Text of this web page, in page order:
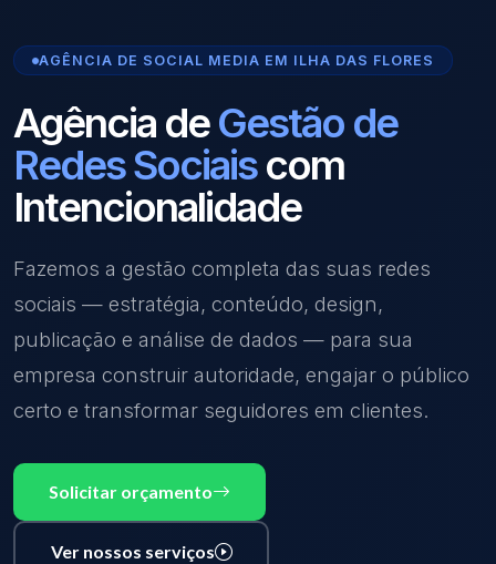
AGÊNCIA DE SOCIAL MEDIA EM ILHA DAS FLORES
Agência deGestão de
Redes Sociaiscom
Intencionalidade
Fazemos a gestão completa das suas redes
sociais — estratégia, conteúdo, design,
publicação e análise de dados — para sua
empresa construir autoridade, engajar o público
certo e transformar seguidores em clientes.
Solicitar orçamento
Ver nossos serviços